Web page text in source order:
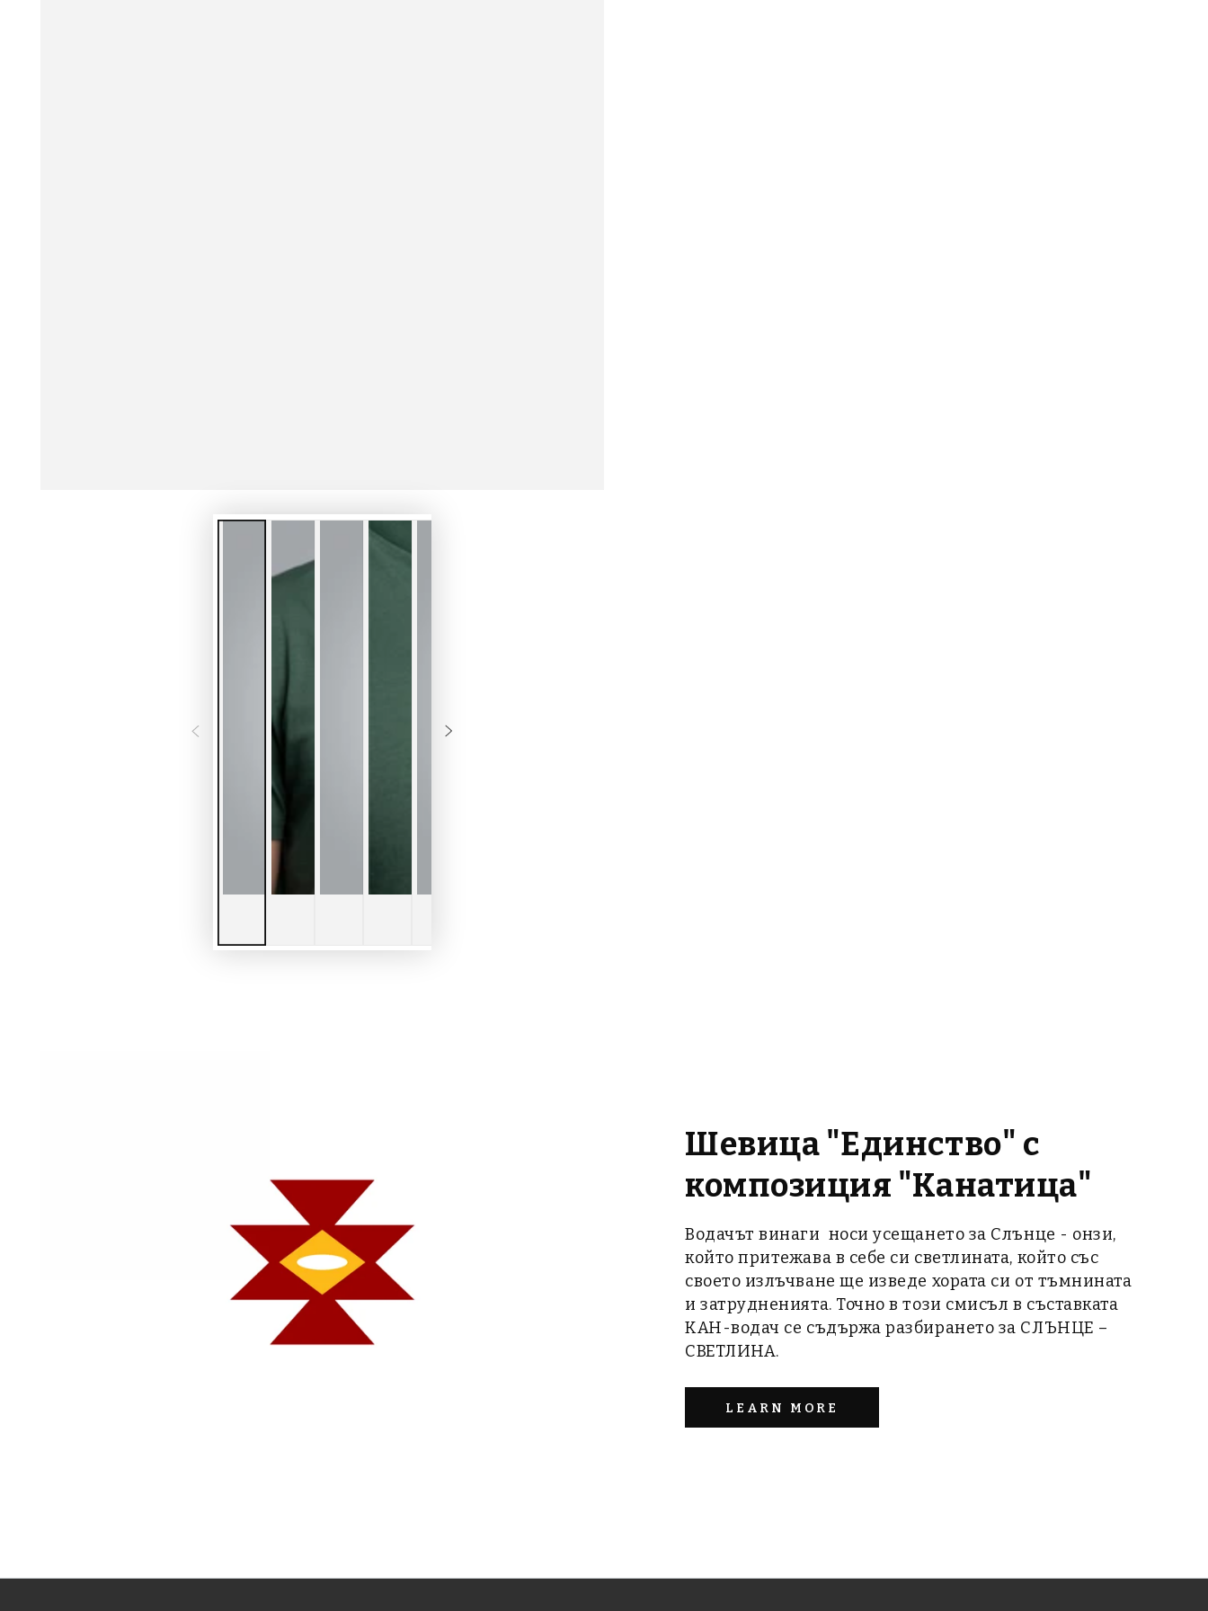
Шевица "Единство" с
композиция "Канатица"
Водачът винаги носи усещането за Слънце - онзи,
който притежава в себе си светлината, който със
своето излъчване ще изведе хората си от тъмнината
и затрудненията. Точно в този смисъл в съставката
КАН-водач се съдържа разбирането за СЛЪНЦЕ –
СВЕТЛИНА.
LEARN MORE